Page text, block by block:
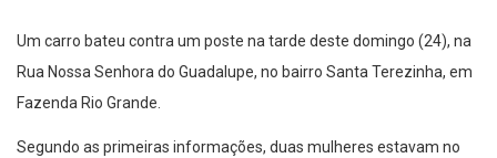
Um carro bateu contra um poste na tarde deste domingo (24), na
Rua Nossa Senhora do Guadalupe, no bairro Santa Terezinha, em
Fazenda Rio Grande.
Segundo as primeiras informações, duas mulheres estavam no